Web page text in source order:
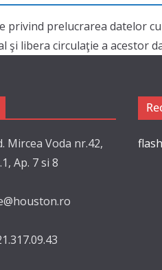
prelucrarea datelor
libera circulaţie a acestor
Mircea Voda nr.42,
Ap. 7 si 8